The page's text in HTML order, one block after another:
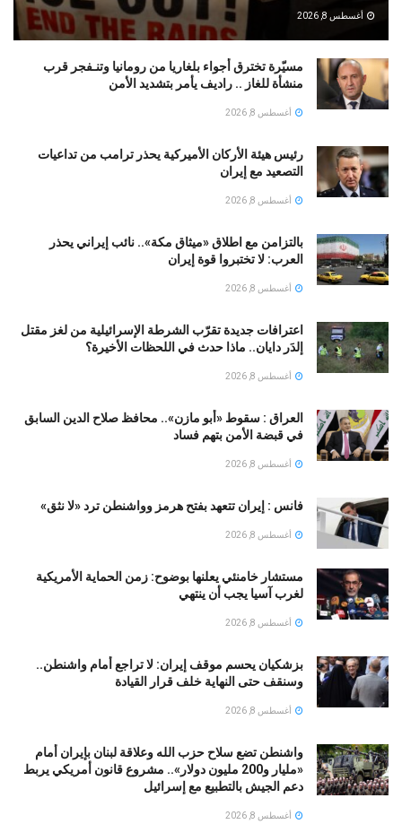
أغسطس 8, 2026
مسيّرة تخترق أجواء بلغاريا من رومانيا وتنـفجر قرب
منشأة للغاز .. راديف يأمر بتشديد الأمن
أغسطس 8, 2026
رئيس هيئة الأركان الأميركية يحذر ترامب من تداعيات
التصعيد مع إيران
أغسطس 8, 2026
بالتزامن مع اطلاق «ميثاق مكة».. نائب إيراني يحذر
العرب: لا تختبروا قوة إيران
أغسطس 8, 2026
اعترافات جديدة تقرّب الشرطة الإسرائيلية من لغز مقتل
إلدَر دايان.. ماذا حدث في اللحظات الأخيرة؟
أغسطس 8, 2026
العراق : سقوط «أبو مازن».. محافظ صلاح الدين السابق
في قبضة الأمن بتهم فساد
أغسطس 8, 2026
فانس : إيران تتعهد بفتح هرمز وواشنطن ترد «لا نثق»
أغسطس 8, 2026
مستشار خامنئي يعلنها بوضوح: زمن الحماية الأمريكية
لغرب آسيا يجب أن ينتهي
أغسطس 8, 2026
بزشكيان يحسم موقف إيران: لا تراجع أمام واشنطن..
وسنقف حتى النهاية خلف قرار القيادة
أغسطس 8, 2026
واشنطن تضع سلاح حزب الله وعلاقة لبنان بإيران أمام
«مليار و200 مليون دولار».. مشروع قانون أمريكي يربط
دعم الجيش بالتطبيع مع إسرائيل
أغسطس 8, 2026